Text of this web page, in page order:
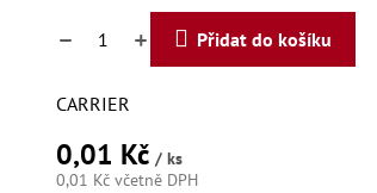
0,01 Kč / ks
0,01 Kč včetně DPH
Přidat do košíku
CARRIER